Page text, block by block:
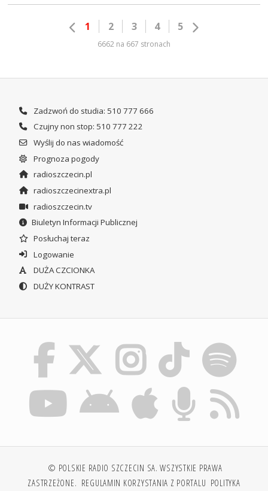
1 2 3 4 5
6662 na 667 stronach
Zadzwoń do studia: 510 777 666
Czujny non stop: 510 777 222
Wyślij do nas wiadomość
Prognoza pogody
radioszczecin.pl
radioszczecinextra.pl
radioszczecin.tv
Biuletyn Informacji Publicznej
Posłuchaj teraz
Logowanie
DUŻA CZCIONKA
DUŻY KONTRAST
© POLSKIE RADIO SZCZECIN SA. WSZYSTKIE PRAWA
ZASTRZEŻONE. REGULAMIN KORZYSTANIA Z PORTALU POLITYKA